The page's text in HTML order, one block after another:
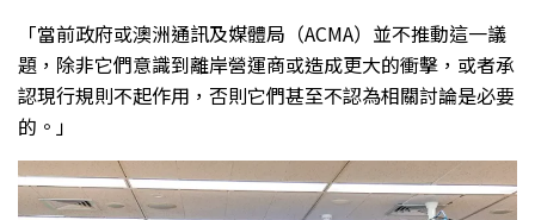
「當前政府或澳洲通訊及媒體局（ACMA）並不推動這一議
題，除非它們意識到離岸營運商或造成更大的衝擊，或者承
認現行規則不起作用，否則它們甚至不認為相關討論是必要
的。」